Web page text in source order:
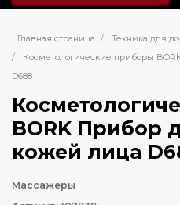
Главная страница / Техника для
/
Косметологические приборы
D688
BORK Прибор
кожей лица
Массажеры